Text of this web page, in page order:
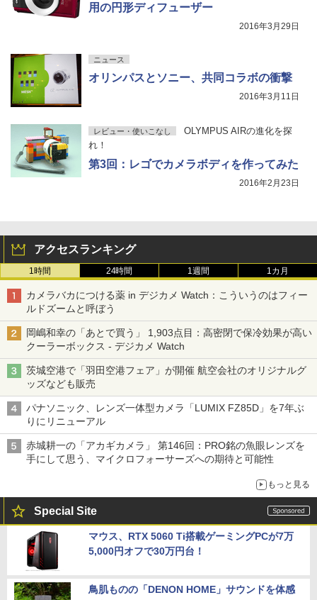
用の円形ディフューザー
2016年3月29日
ニュース
オリンパスとソニー、共同コラボの衝撃
2016年3月11日
レビュー・使いこなし
OLYMPUS AIRの進化を探
れ！
第3回：レゴでカメラボディを作ってみた
2016年2月23日
アクセスランキング
1時間 24時間 1週間 1カ月
カメラバカにつける薬 in デジカメ Watch：こういうのはフィー
ルドズームと呼ぼう
岡嶋和幸の「あとで買う」 1,903点目：高密閉で保冷効果が高い
クーラーボックス - デジカメ Watch
茨城空港で「羽田空港フェア」が開催 航空会社のオリジナルグ
ッズなども販売
パナソニック、レンズ一体型カメラ「LUMIX FZ85D」を7年ぶ
りにリニューアル
赤城耕一の「アカギカメラ」 第146回：PRO銘の魚眼レンズを
手にして思う、マイクロフォーサーズへの期待と可能性
もっと見る
Special Site
マウス、RTX 5060 Ti搭載ゲーミングPCが7万
5,000円オフで30万円台！
鳥肌ものの「DENON HOME」サウンドを体感